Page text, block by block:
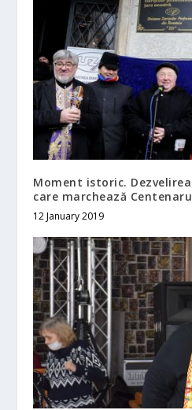
Moment istoric.
care marchează
12 January 2019